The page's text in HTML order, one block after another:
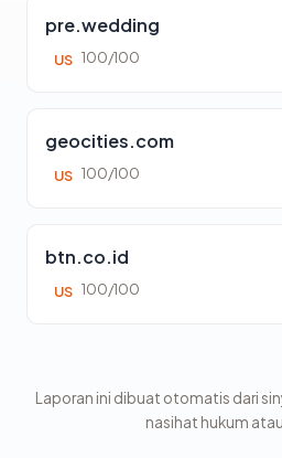
pre.wedding
US 100/100
geocities.com
US 100/100
btn.co.id
US 100/100
Laporan ini dibuat otomatis dari
nasihat hukum